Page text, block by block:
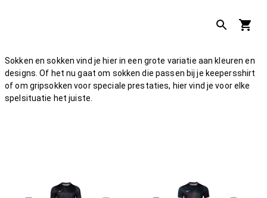
Sokken en sokken vind je hier in een grote variatie aan kleuren en
designs. Of het nu gaat om sokken die passen bij je keepersshirt
of om gripsokken voor speciale prestaties, hier vind je voor elke
spelsituatie het juiste.